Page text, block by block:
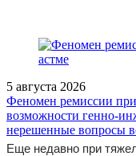
5 августа 2026
Феномен ремиссии
возможности генно-
нерешенные вопросы
Еще недавно при